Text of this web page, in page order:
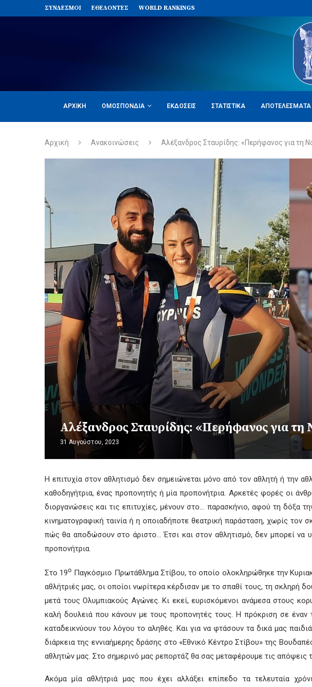
ΣΥΝΔΈΣΜΟΙ ΕΘΕΛΟΝΤΈΣ WORLD RANKINGS
ΑΡΧΙΚΉ ΟΜΟΣΠΟΝΔΊΑ ΕΚΔΌΣΕΙΣ ΣΤΑΤΙΣΤΙΚΆ ΑΠΟΤΕΛΈΣΜΑΤΑ
Αρχική Ανακοινώσεις Αλέξανδρος Σταυρίδης: «Περήφανος για τη
Αλέξανδρος Σταυρίδης: «Περήφανος για τη
31 Αυγούστου, 2023
Η επιτυχία στον αθλητισμό δεν σημειώνεται μόνο από τον αθλητή ή την
καθοδηγήτρια, ένας προπονητής ή μία προπονήτρια. Αρκετές φορές οι
διοργανώσεις και τις επιτυχίες, μένουν στο… παρασκήνιο, αφού τη δόξα
κινηματογραφική ταινία ή η οποιαδήποτε θεατρική παράσταση, χωρίς
πώς θα αποδώσουν στο άριστο… Έτσι και στον αθλητισμό, δεν μπορεί να
προπονήτρια.
Στο 19ο Παγκόσμιο Πρωτάθλημα Στίβου, το οποίο ολοκληρώθηκε την
αθλήτριές μας, οι οποίοι νωρίτερα κέρδισαν με το σπαθί τους, τη σκληρή
μετά τους Ολυμπιακούς Αγώνες. Κι εκεί, ευρισκόμενοι ανάμεσα στους
καλή δουλειά που κάνουν με τους προπονητές τους. Η πρόκριση σε έναν
καταδεικνύουν του λόγου το αληθές. Και για να φτάσουν τα δικά μας
διάρκεια της εννιαήμερης δράσης στο «Εθνικό Κέντρο Στίβου» της
αθλητών μας. Στο σημερινό μας ρεπορτάζ θα σας μεταφέρουμε τις
Ακόμα μία αθλήτριά μας που έχει αλλάξει επίπεδο τα τελευταία